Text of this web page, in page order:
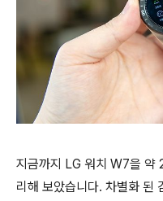
지금까지 LG 워치 W7을 약
리해 보았습니다. 차별화 된